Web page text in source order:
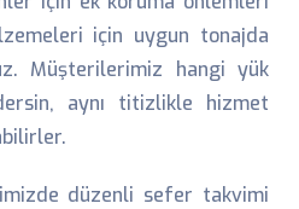
için uygun tonajda
Müşterilerimiz hangi yük
aynı titizlikle hizmet
düzenli sefer takvimi